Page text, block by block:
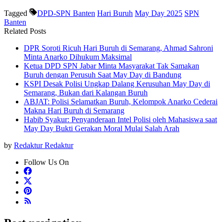
Tagged DPD-SPN Banten Hari Buruh May Day 2025 SPN
Banten
Related Posts
DPR Soroti Ricuh Hari Buruh di Semarang, Ahmad Sahroni
Minta Anarko Dihukum Maksimal
Ketua DPD SPN Jabar Minta Masyarakat Tak Samakan
Buruh dengan Perusuh Saat May Day di Bandung
KSPI Desak Polisi Ungkap Dalang Kerusuhan May Day di
Semarang, Bukan dari Kalangan Buruh
ABJAT: Polisi Selamatkan Buruh, Kelompok Anarko Cederai
Makna Hari Buruh di Semarang
Habib Syakur: Penyanderaan Intel Polisi oleh Mahasiswa saat
May Day Bukti Gerakan Moral Mulai Salah Arah
by Redaktur Redaktur
Follow Us On